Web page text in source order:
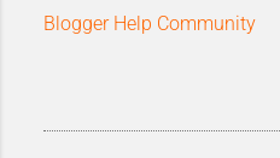
Blogger Help Community